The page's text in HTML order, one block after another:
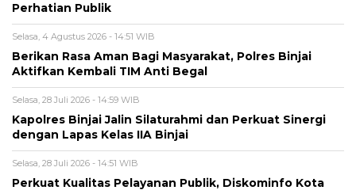
Perhatian Publik
Selasa, 4 Agustus 2026 - 14:51 WIB
Berikan Rasa Aman Bagi Masyarakat, Polres Binjai
Aktifkan Kembali TIM Anti Begal
Selasa, 28 Juli 2026 - 14:59 WIB
Kapolres Binjai Jalin Silaturahmi dan Perkuat Sinergi
dengan Lapas Kelas IIA Binjai
Selasa, 28 Juli 2026 - 14:51 WIB
Perkuat Kualitas Pelayanan Publik, Diskominfo Kota